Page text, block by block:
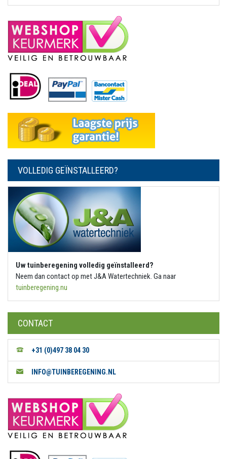
VOLLEDIG GEÏNSTALLEERD?
Uw tuinberegening volledig geïnstalleerd?
Neem dan contact op met J&A Watertechniek. Ga naar
tuinberegening.nu
CONTACT
+31 (0)497 38 04 30
INFO@TUINBEREGENING.NL